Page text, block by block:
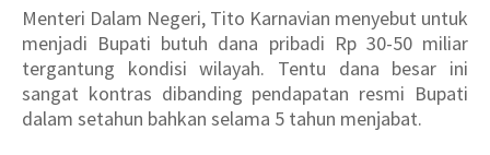
Menteri Dalam Negeri, Tito Karnavian menyebut untuk
menjadi Bupati butuh dana pribadi Rp 30-50 miliar
tergantung kondisi wilayah. Tentu dana besar ini
sangat kontras dibanding pendapatan resmi Bupati
dalam setahun bahkan selama 5 tahun menjabat.